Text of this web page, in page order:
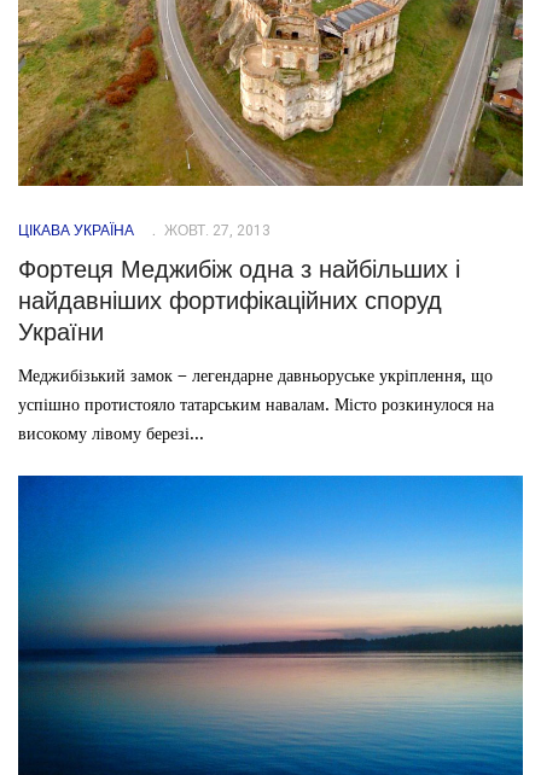
ЦІКАВА УКРАЇНА ЖОВТ. 27, 2013
Фортеця Меджибіж одна з найбільших і
найдавніших фортифікаційних споруд
України
Меджибізький замок – легендарне давньоруське укріплення, що
успішно протистояло татарським навалам. Місто розкинулося на
високому лівому березі...